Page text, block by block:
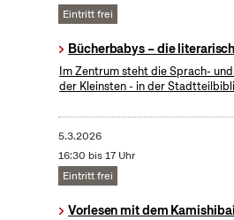
Eintritt frei
Bücherbabys – die
Im Zentrum steht die Sprach-
der Kleinsten - in der
5.3.2026
16:30 bis 17 Uhr
Eintritt frei
Vorlesen mit dem